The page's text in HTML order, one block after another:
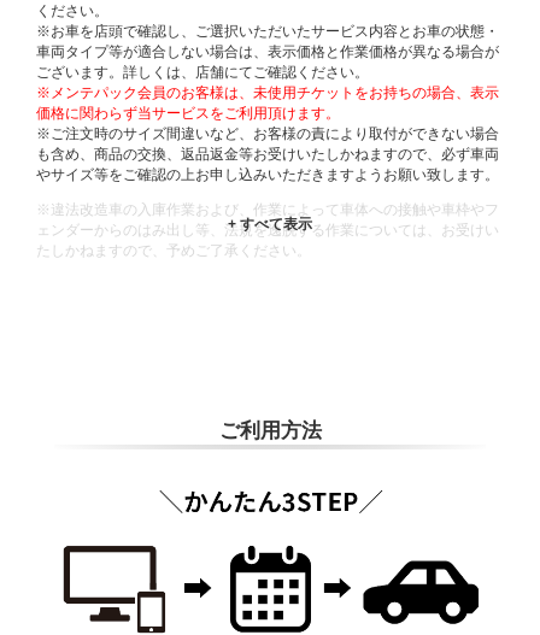
ください。
※お車を店頭で確認し、ご選択いただいたサービス内容とお車の状態・
車両タイプ等が適合しない場合は、表示価格と作業価格が異なる場合が
ございます。詳しくは、店舗にてご確認ください。
※メンテパック会員のお客様は、未使用チケットをお持ちの場合、表示
価格に関わらず当サービスをご利用頂けます。
※ご注文時のサイズ間違いなど、お客様の責により取付ができない場合
も含め、商品の交換、返品返金等お受けいたしかねますので、必ず車両
やサイズ等をご確認の上お申し込みいただきますようお願い致します。
※違法改造車の入庫作業および、作業によって車体への接触や車枠やフ
ェンダーからのはみ出し等、法規を逸脱する作業については、お受けい
たしかねますので、予めご了承ください。
ご利用方法